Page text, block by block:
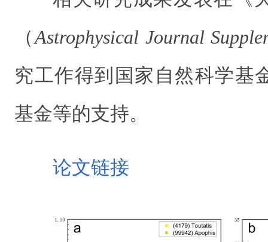
（Astrophysical Journal
究工作得到国家自然科学基
基金等的支持。
论文链接